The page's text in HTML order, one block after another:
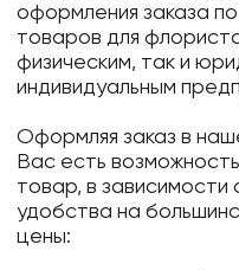
оформления заказа
товаров для
физическим, так и
индивидуальным
Оформляя заказ в
Вас есть
товар, в
удобства на
цены: